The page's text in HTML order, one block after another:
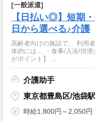
[一般派遣]
【日払い◎】短期
日から選べる♪介護
高齢者向けの施設で、 利用者
体的には… ・食事/入浴/排泄介
がポイント】 ...
介護助手
東京都豊島区/池袋駅
時給1,800円～2,050円